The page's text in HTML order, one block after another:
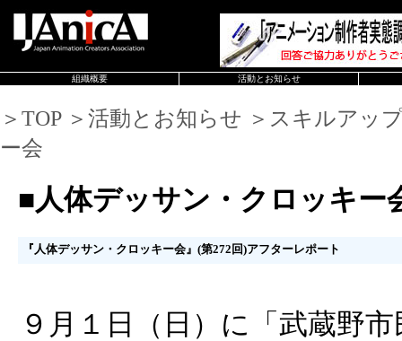
組織概要 活動とお知らせ
＞TOP ＞活動とお知らせ ＞スキルアッ
ー会
■人体デッサン・クロッキー
『人体デッサン・クロッキー会』(第272回)アフターレポート
９月１日（日）に「武蔵野